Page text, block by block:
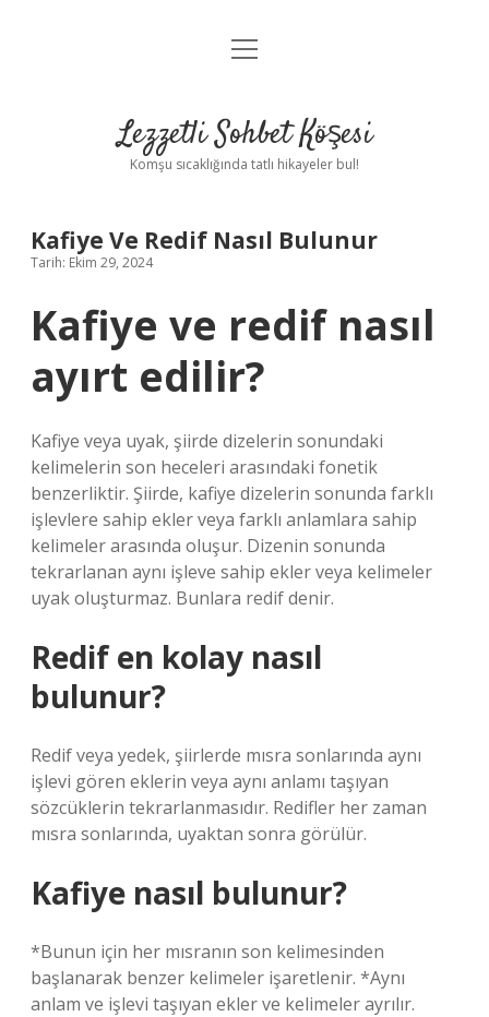
Anasayfa
Yasal Uyarı
menüyü
Lezzetli Sohbet Köşesi
Komşu sıcaklığında tatlı hikayeler bul!
Kafiye Ve Redif Nasıl Bulunur
Tarih: Ekim 29, 2024
Kafiye ve redif nasıl
ayırt edilir?
Kafiye veya uyak, şiirde dizelerin sonundaki
kelimelerin son heceleri arasındaki fonetik
benzerliktir. Şiirde, kafiye dizelerin sonunda farklı
işlevlere sahip ekler veya farklı anlamlara sahip
kelimeler arasında oluşur. Dizenin sonunda
tekrarlanan aynı işleve sahip ekler veya kelimeler
uyak oluşturmaz. Bunlara redif denir.
Redif en kolay nasıl
bulunur?
Redif veya yedek, şiirlerde mısra sonlarında aynı
işlevi gören eklerin veya aynı anlamı taşıyan
sözcüklerin tekrarlanmasıdır. Redifler her zaman
mısra sonlarında, uyaktan sonra görülür.
Kafiye nasıl bulunur?
*Bunun için her mısranın son kelimesinden
başlanarak benzer kelimeler işaretlenir. *Aynı
anlam ve işlevi taşıyan ekler ve kelimeler ayrılır.